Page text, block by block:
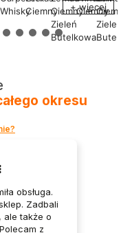
+ więcej
okresu
obsługa.
Zadbali
ale także o
z